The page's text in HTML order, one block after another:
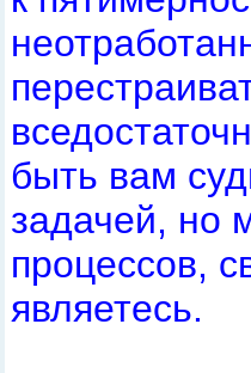
быть вам
задачей, но
процессов,
являетесь.